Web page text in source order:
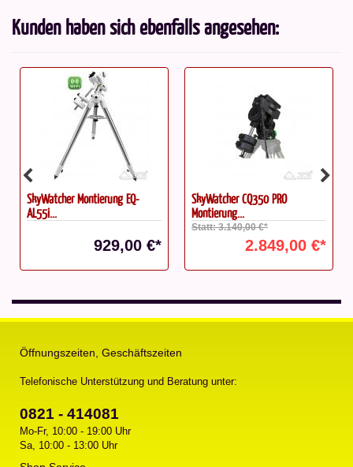
Kunden haben sich ebenfalls angesehen:
SkyWatcher Montierung EQ-
AL55i...
929,00 €*
SkyWatcher CQ350 PRO
Montierung...
Statt: 3.140,00 €*
2.849,00 €*
Öffnungszeiten, Geschäftszeiten
Telefonische Unterstützung und Beratung unter:
0821 - 414081
Mo-Fr, 10:00 - 19:00 Uhr
Sa, 10:00 - 13:00 Uhr